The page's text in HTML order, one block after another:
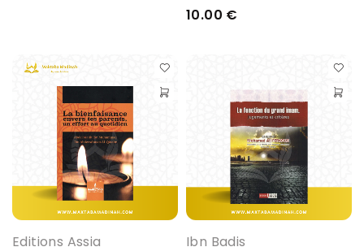
10.00 €
Editions Assia
Ibn Badis